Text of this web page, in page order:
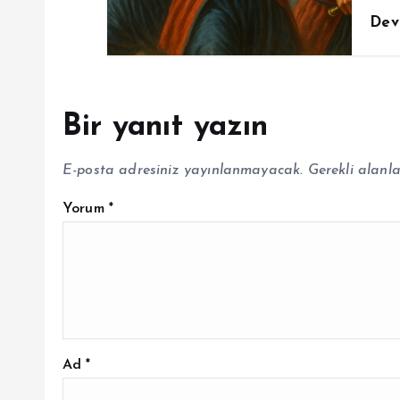
Bir yanıt yazın
E-posta adresiniz yayınlanmayacak. Gerekli
Yorum *
Ad*